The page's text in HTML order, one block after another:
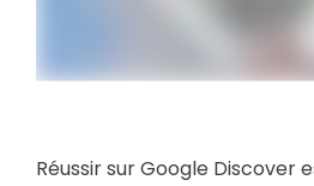
Réussir sur Google Discover